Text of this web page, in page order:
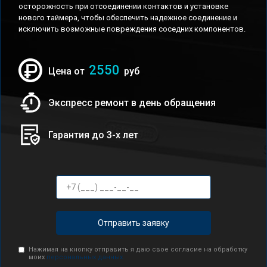
осторожность при отсоединении контактов и установке
нового таймера, чтобы обеспечить надежное соединение и
исключить возможные повреждения соседних компонентов.
Цена от 2550 руб
Экспресс ремонт в день обращения
Гарантия до 3-х лет
Отправить заявку
Нажимая на кнопку отправить я даю свое согласие на обработку
моих персональных данных.